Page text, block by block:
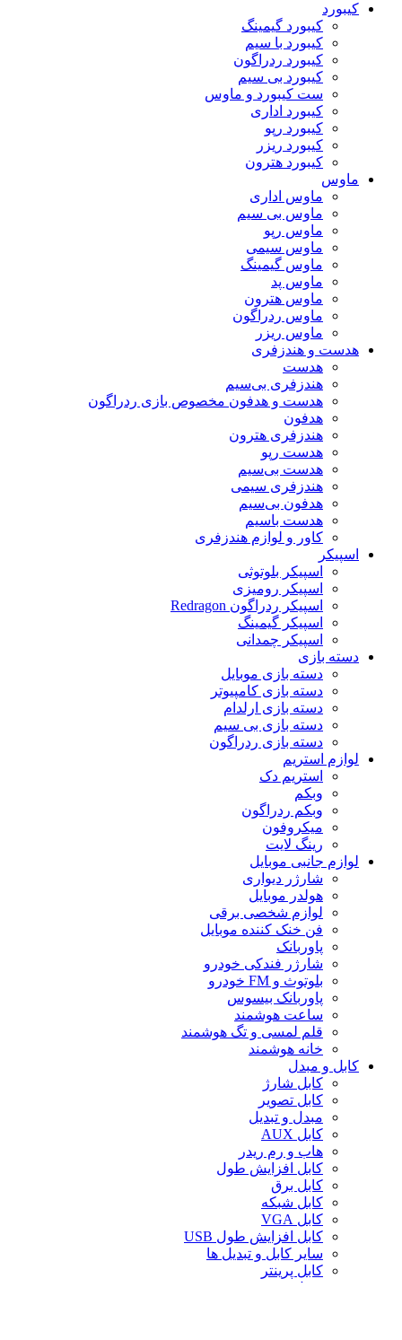
کیبورد
کیبورد گیمینگ
کیبورد با سیم
کیبورد ردراگون
کیبورد بی سیم
ست کیبورد و ماوس
کیبورد اداری
کیبورد رپو
کیبورد ریزر
کیبورد هترون
ماوس
ماوس اداری
ماوس بی سیم
ماوس رپو
ماوس سیمی
ماوس گیمینگ
ماوس پد
ماوس هترون
ماوس ردراگون
ماوس ریزر
هدست و هندزفری
هدست
هندزفری بی‌سیم
هدست و هدفون مخصوص بازی ردراگون
هدفون
هندزفری هترون
هدست رپو
هدست بی‌سیم
هندزفری سیمی
هدفون بی‌سیم
هدست باسیم
کاور و لوازم هندزفری
اسپیکر
اسپیکر بلوتوثی
اسپیکر رومیزی
اسپیکر ردراگون Redragon
اسپیکر گیمینگ
اسپیکر چمدانی
دسته بازی
دسته بازی موبایل
دسته بازی کامپیوتر
دسته بازی ارلدام
دسته بازی بی سیم
دسته بازی ردراگون
لوازم استریم
استریم دک
وبکم
وبکم ردراگون
میکروفون
رینگ لایت
لوازم جانبی موبایل
شارژر دیواری
هولدر موبایل
لوازم شخصی برقی
فن خنک کننده موبایل
پاوربانک
شارژر فندکی خودرو
بلوتوث و FM خودرو
پاوربانک بیسوس
ساعت هوشمند
قلم لمسی و تگ هوشمند
خانه هوشمند
کابل و مبدل
کابل شارژ
کابل تصویر
مبدل و تبدیل
کابل AUX
هاب و رم ریدر
کابل افزایش طول
کابل برق
کابل شبکه
کابل VGA
کابل افزایش طول USB
سایر کابل و تبدیل ها
کابل پرینتر
تبدیل تصویر